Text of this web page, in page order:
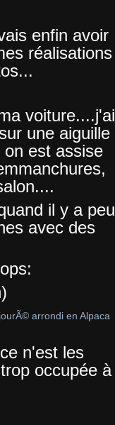
enfin avoir
réalisations
voiture....j'ai
une aiguille
est assise
il y a peu
avec des
n'est les
occupée à